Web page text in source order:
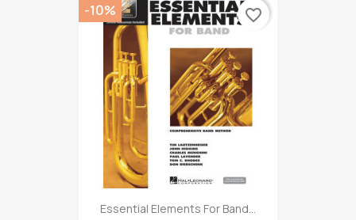
Essential Elements For Band...
-10% favorite_border